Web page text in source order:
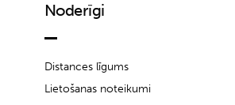
Noderīgi
Distances līgums
Lietošanas noteikumi